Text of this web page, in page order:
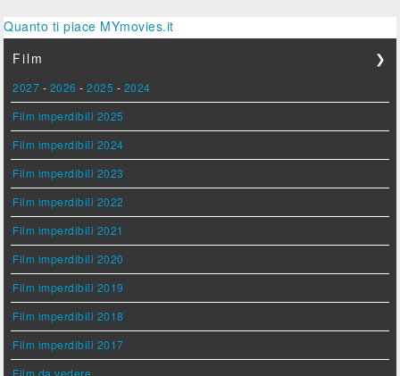
Quanto ti piace MYmovies.it
Film
❯
2027 - 2026 -2025 - 2024
Film imperdibili 2025
Film imperdibili 2024
Film imperdibili 2023
Film imperdibili 2022
Film imperdibili 2021
Film imperdibili 2020
Film imperdibili 2019
Film imperdibili 2018
Film imperdibili 2017
Film da vedere